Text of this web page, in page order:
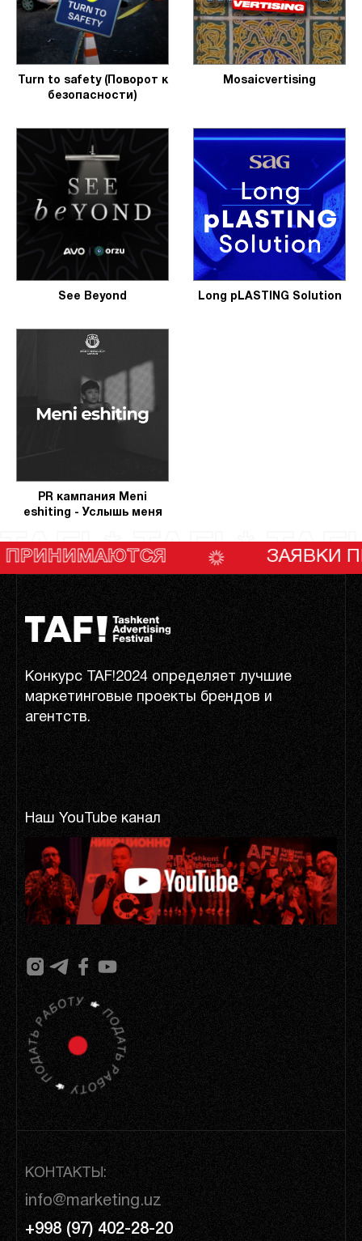
Turn to safety (Поворот к
безопасности)
Mosaicvertising
See Beyond Long pLASTING Solution
PR кампания Meni
eshiting - Услышь меня
TAF! * TAF! *
ЗАЯВКИ
Конкурс TAF!2024 определяет лучшие
маркетинговые проекты брендов и
агентств.
Наш YouTube канал
КОНТАКТЫ:
info@marketing.uz
+998 (97) 402-28-20